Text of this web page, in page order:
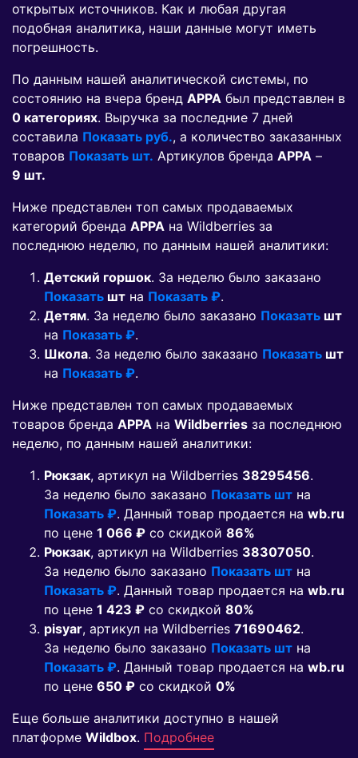
открытых источников. Как и любая другая
подобная аналитика, наши данные могут иметь
погрешность.
По данным нашей аналитической системы, по
состоянию на вчера бренд APPA был представлен в
0 категориях. Выручка за последние 7 дней
составила Показать руб., а количество заказанных
товаров Показать шт. Артикулов бренда APPA –
9 шт.
Ниже представлен топ самых продаваемых
категорий бренда APPA на Wildberries за
последнюю неделю, по данным нашей аналитики:
Детский горшок. За неделю было заказано
Показать шт на Показать ₽.
Детям. За неделю было заказано Показать шт
на Показать ₽.
Школа. За неделю было заказано Показать шт
на Показать ₽.
Ниже представлен топ самых продаваемых
товаров бренда APPA на Wildberries за последнюю
неделю, по данным нашей аналитики:
Рюкзак, артикул на Wildberries 38295456.
За неделю было заказано Показать шт на
Показать ₽. Данный товар продается на wb.ru
по цене 1 066 ₽ co скидкой 86%
Рюкзак, артикул на Wildberries 38307050.
За неделю было заказано Показать шт на
Показать ₽. Данный товар продается на wb.ru
по цене 1 423 ₽ co скидкой 80%
pisyar, артикул на Wildberries 71690462.
За неделю было заказано Показать шт на
Показать ₽. Данный товар продается на wb.ru
по цене 650 ₽ co скидкой 0%
Еще больше аналитики доступно в нашей
платформе Wildbox. Подробнее